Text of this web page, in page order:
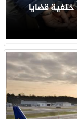
قضايا